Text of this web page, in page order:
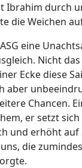
Ibrahim durch
die Weichen
eine
Nicht
Ecke diese
aber
Chancen.
er setzt
und erhöht auf
die